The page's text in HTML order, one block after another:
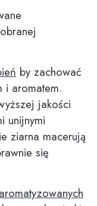
by zachować
i aromatem.
jakości
unijnymi
ziarna macerują
się